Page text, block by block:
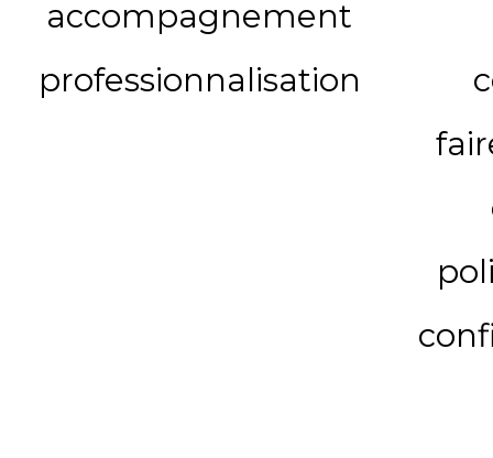
accompagnement
professionnalisation